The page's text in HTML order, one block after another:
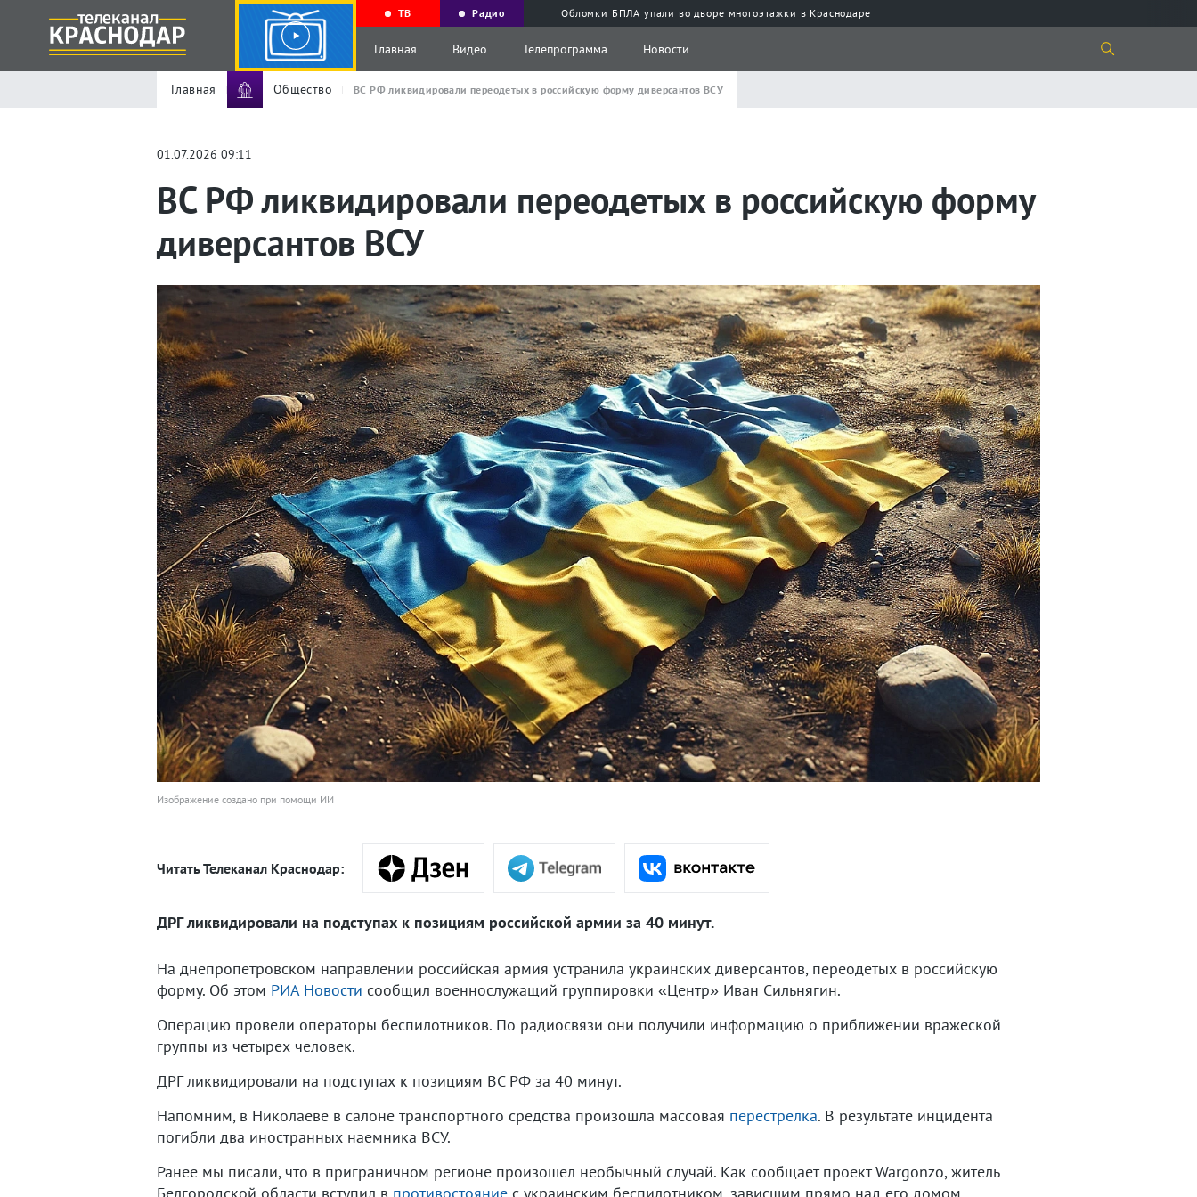
ТВ Радио Обломки БПЛА упали во дворе многоэтажки в Краснодаре
Главная Видео Телепрограмма Новости
Главная Общество ВС РФ ликвидировали переодетых в российскую форму диверсантов ВСУ
01.07.2026 09:11
ВС РФ ликвидировали переодетых в российскую форму
диверсантов ВСУ
Изображение создано при помощи ИИ
Читать Телеканал Краснодар:
ДРГ ликвидировали на подступах к позициям российской армии за 40 минут.
На днепропетровском направлении российская армия устранила украинских диверсантов, переодетых в российскую
форму. Об этом РИА Новости сообщил военнослужащий группировки «Центр» Иван Сильнягин.
Операцию провели операторы беспилотников. По радиосвязи они получили информацию о приближении вражеской
группы из четырех человек.
ДРГ ликвидировали на подступах к позициям ВС РФ за 40 минут.
Напомним, в Николаеве в салоне транспортного средства произошла массовая перестрелка. В результате инцидента
погибли два иностранных наемника ВСУ.
Ранее мы писали, что в приграничном регионе произошел необычный случай. Как сообщает проект Wargonzo, житель